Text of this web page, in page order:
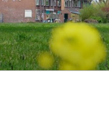
Ga
naar
de
inhoud